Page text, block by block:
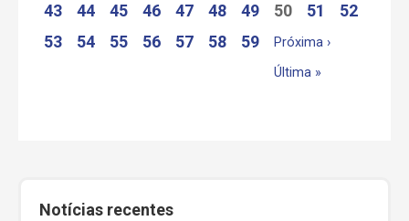
43
44 45 46 47 48 49 50 51
52
53
54 55 56 57 58 59
Próxima ›
Última »
Notícias recentes